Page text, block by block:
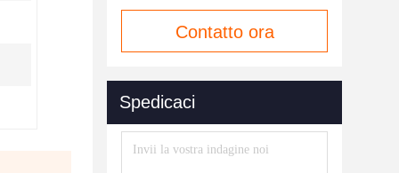
Contatto ora
Spedicaci